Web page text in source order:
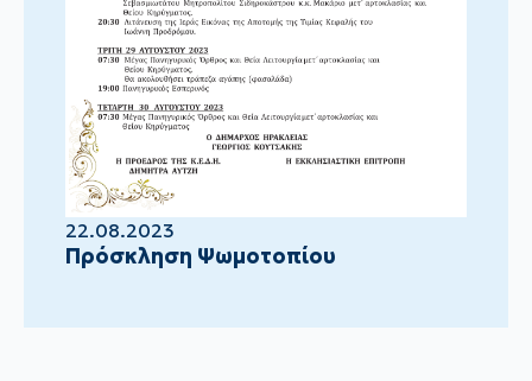
22.08.2023
Πρόσκληση Ψωμοτοπίου